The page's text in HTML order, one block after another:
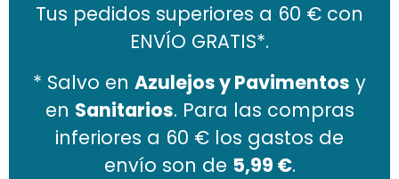
Tus pedidos superiores a 60 € con
ENVÍO GRATIS*.
* Salvo en Azulejos y Pavimentos y
en Sanitarios. Para las compras
inferiores a 60 € los gastos de
envío son de 5,99 €.